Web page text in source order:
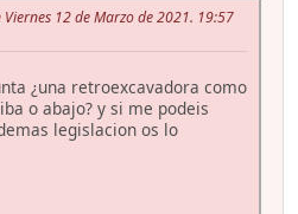
12 de Marzo de 2021. 19:57
¿una retroexcavadora como
o abajo? y si me podeis
legislacion os lo